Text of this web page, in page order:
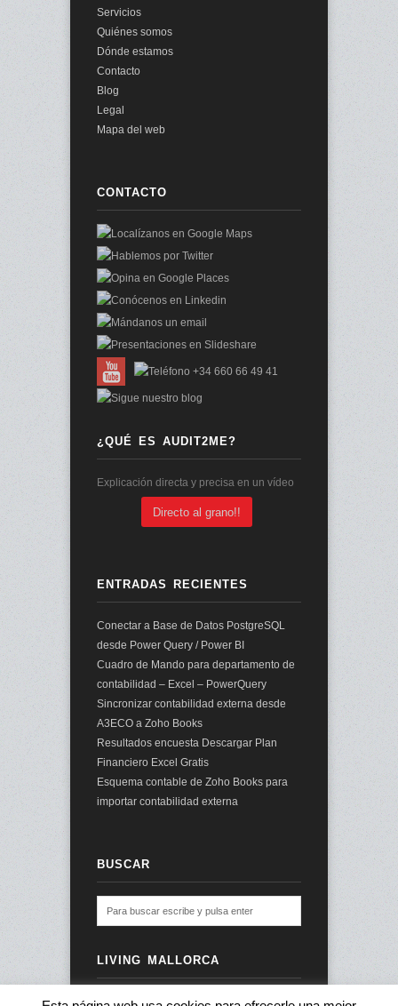
Servicios
Quiénes somos
Dónde estamos
Contacto
Blog
Legal
Mapa del web
CONTACTO
¿QUÉ ES AUDIT2ME?
Explicación directa y precisa en un vídeo
Directo al grano!!
ENTRADAS RECIENTES
Conectar a Base de Datos PostgreSQL
desde Power Query / Power BI
Cuadro de Mando para departamento de
contabilidad – Excel – PowerQuery
Sincronizar contabilidad externa desde
A3ECO a Zoho Books
Resultados encuesta Descargar Plan
Financiero Excel Gratis
Esquema contable de Zoho Books para
importar contabilidad externa
BUSCAR
LIVING MALLORCA